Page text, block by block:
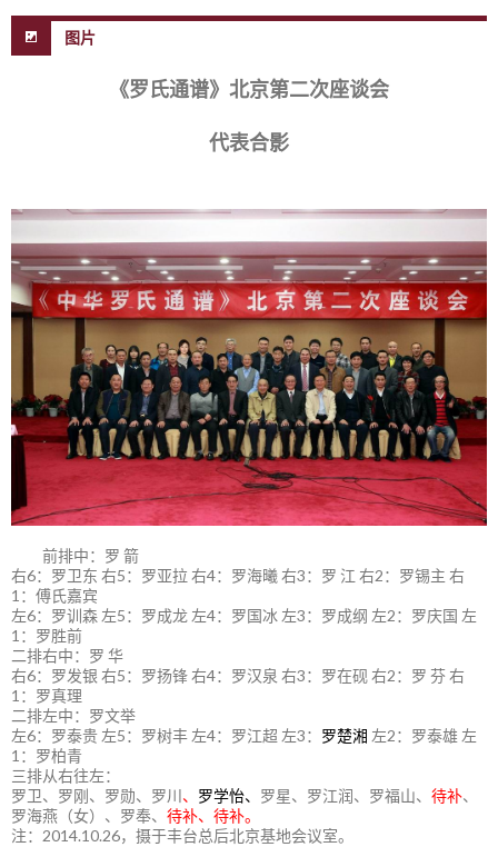
图片
《罗氏通谱》北京第二次座谈会
代表合影
前排中：罗 箭
右6：罗卫东 右5：罗亚拉 右4：罗海曦 右3：罗 江 右2：罗锡主 右
1：傅氏嘉宾
左6：罗训森 左5：罗成龙 左4：罗国冰 左3：罗成纲 左2：罗庆国 左
1：罗胜前
二排右中：罗 华
右6：罗发银 右5：罗扬锋 右4：罗汉泉 右3：罗在砚 右2：罗 芬 右
1：罗真理
二排左中：罗文举
左6：罗泰贵 左5：罗树丰 左4：罗江超 左3： 罗楚湘 左2：罗泰雄 左
1：罗柏青
三排从右往左：
罗卫、罗刚、罗勋、罗川 、 罗学怡、 罗星、罗江润、罗福山、 待补、
罗海燕（女）、罗奉、 待补、待补。
注：2014.10.26，摄于丰台总后北京基地会议室。